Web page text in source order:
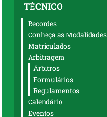
TÉCNICO
Recordes
Conheça as Modalidades
Matriculados
Arbitragem
Árbitros
Formulários
Regulamentos
Calendário
Eventos